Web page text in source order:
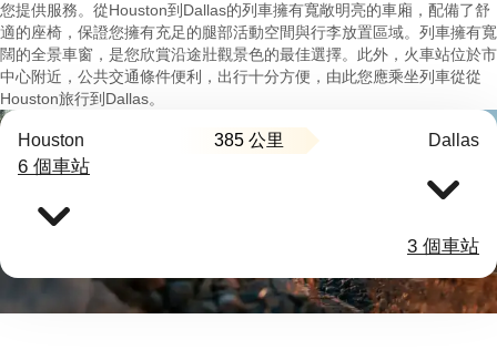
您提供服務。從Houston到Dallas的列車擁有寬敞明亮的車廂，配備了舒
適的座椅，保證您擁有充足的腿部活動空間與行李放置區域。列車擁有寬
闊的全景車窗，是您欣賞沿途壯觀景色的最佳選擇。此外，火車站位於市
中心附近，公共交通條件便利，出行十分方便，由此您應乘坐列車從從
Houston旅行到Dallas。
Houston 385 公里 Dallas
6 個車站
3 個車站